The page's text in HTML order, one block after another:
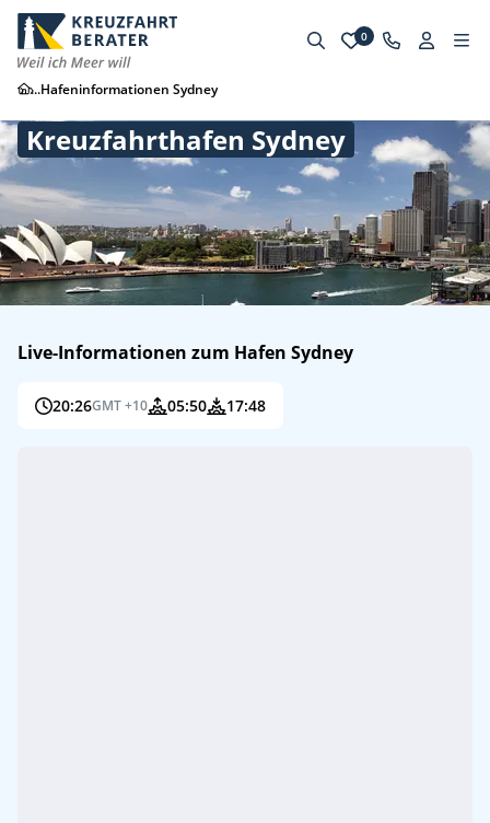
0
...Hafeninformationen Sydney
Kreuzfahrthafen Sydney
Live-Informationen zum Hafen Sydney
20:26GMT +10 05:50 17:48